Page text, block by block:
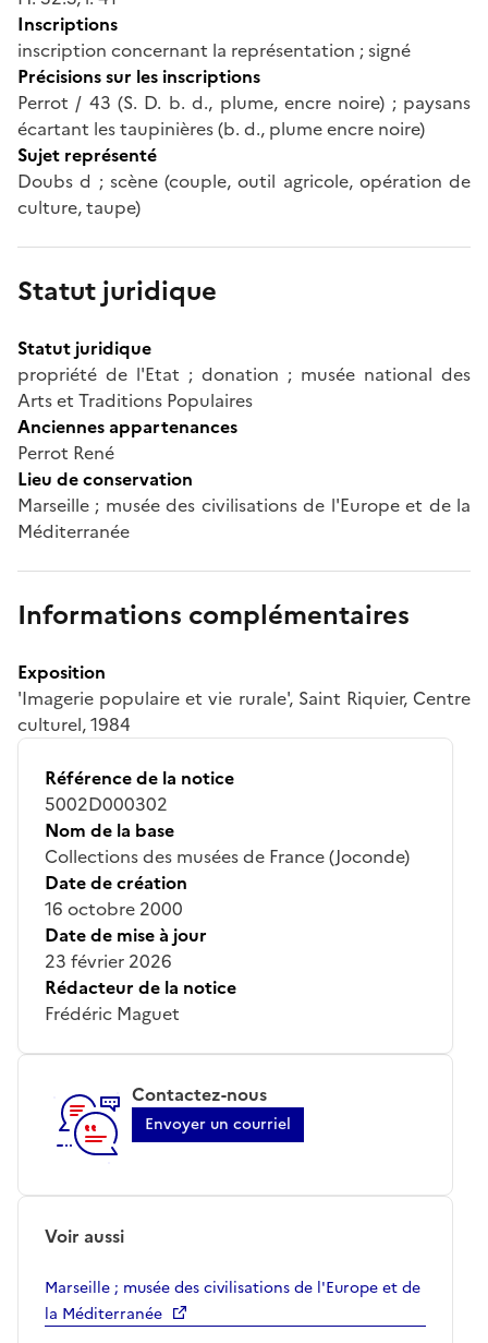
Inscriptions
inscription concernant la représentation ; signé
Précisions sur les inscriptions
Perrot / 43 (S. D. b. d., plume, encre noire) ; paysans
écartant les taupinières (b. d., plume encre noire)
Sujet représenté
Doubs d ; scène (couple, outil agricole, opération de
culture, taupe)
Statut juridique
Statut juridique
propriété de l'Etat ; donation ; musée national des
Arts et Traditions Populaires
Anciennes appartenances
Perrot René
Lieu de conservation
Marseille ; musée des civilisations de l'Europe et de la
Méditerranée
Informations complémentaires
Exposition
'Imagerie populaire et vie rurale', Saint Riquier, Centre
culturel, 1984
Référence de la notice
5002D000302
Nom de la base
Collections des musées de France (Joconde)
Date de création
16 octobre 2000
Date de mise à jour
23 février 2026
Rédacteur de la notice
Frédéric Maguet
Contactez-nous
Envoyer un courriel
Voir aussi
Marseille ; musée des civilisations de l'Europe et de
la Méditerranée